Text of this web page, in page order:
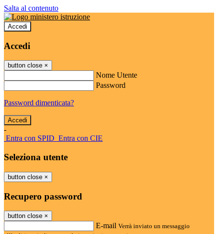
Salta al contenuto
Accedi
Accedi
button close ×
Nome Utente
Password
Password dimenticata?
-
Entra con SPID Entra con CIE
Seleziona utente
button close ×
Recupero password
button close ×
E-mail Verrà inviato un messaggio